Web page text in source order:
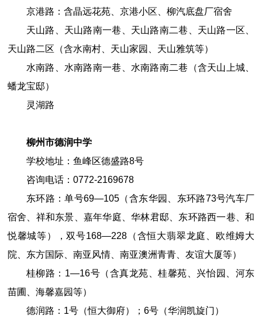
京港路：含晶远花苑、京港小区、柳汽底盘厂宿舍
天山路、天山路南一巷、天山路南二巷、天山路一区、
天山路二区（含水南村、天山家园、天山雅筑等）
水南路、水南路南一巷、水南路南二巷（含天山上城、
蟠龙宝邸）
灵湖路
柳州市德润中学
学校地址：鱼峰区德盛路8号
咨询电话： 0772-2169678
东环路：单号69—105（含东华园、东环路73号汽车厂
宿舍、祥和东景、嘉年华庭、华林君邸、东环路西一巷、和
悦馨城等），双号168—228（含恒大翡翠龙庭、欧维姆大
院、东方国际、南亚风情、南亚澳洲青青、友谊大厦等）
桂柳路：1—16号（含真龙苑、桂馨苑、兴怡园、河东
苗圃、海馨嘉园等）
德润路：1号（恒大御府）；6号（华润凯旋门）